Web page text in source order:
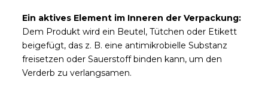
Ein aktives Element im Inneren der Verpackung:
Dem Produkt wird ein Beutel, Tütchen oder Etikett
beigefügt, das z. B. eine antimikrobielle Substanz
freisetzen oder Sauerstoff binden kann, um den
Verderb zu verlangsamen.